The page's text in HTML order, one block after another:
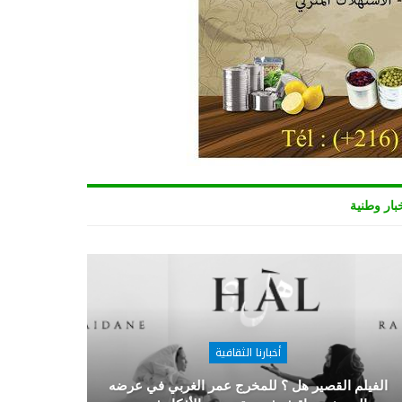
وطنية
أخبارنا الثقافية
الفيلم القصير هل ؟ للمخرج عمر الغربي في عرضه